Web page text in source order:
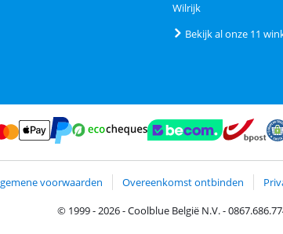
Wilrijk
Bekijk al onze 11
en Visa via ClickToPay
voorwaarden Overeenkomst ontbinden
© 1999 - 2026 - Coolblue België N.V. -